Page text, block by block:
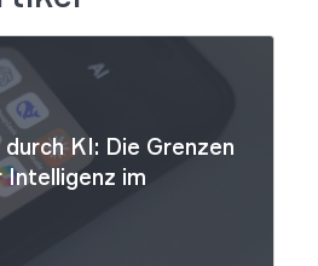
KI: Die Grenzen
Intelligenz im